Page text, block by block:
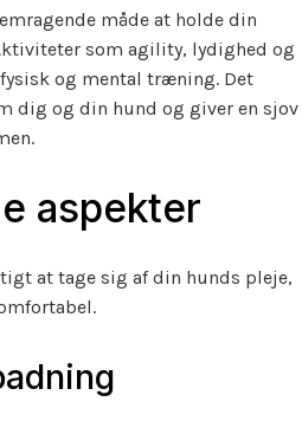
måde at holde din
som agility, lydighed og
og mental træning. Det
dig og din hund og giver en sjov
aspekter
at tage sig af din hunds pleje,